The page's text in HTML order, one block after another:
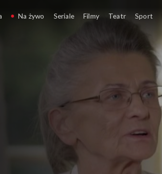
Na żywo Seriale Filmy Teatr Sport